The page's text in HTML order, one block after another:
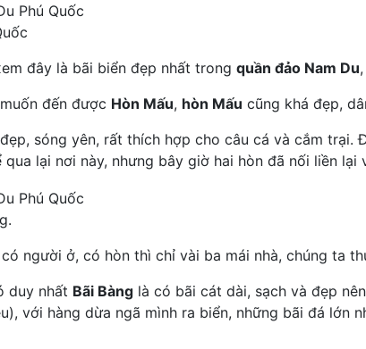
đây là bãi biển đẹp nhất trong quần đảo Nam Du
đến được Hòn Mấu, hòn Mấu cũng khá đẹp,
sóng yên, rất thích hợp cho câu cá và cắm trại.
lại nơi này, nhưng bây giờ hai hòn đã nối liền lại
người ở, có hòn thì chỉ vài ba mái nhà, chúng ta
duy nhất Bãi Bàng là có bãi cát dài, sạch và đẹp
với hàng dừa ngã mình ra biển, những bãi đá lớn